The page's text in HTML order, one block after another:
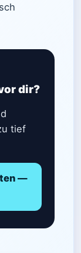
dir?
tief
—